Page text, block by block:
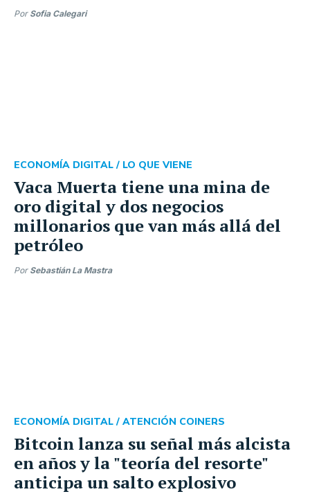
Por Sofia Calegari
Vaca Muerta tiene una mina de
oro digital y dos negocios
millonarios que van más allá del
petróleo
ECONOMÍA DIGITAL / LO QUE VIENE
Por Sebastián La Mastra
Bitcoin lanza su señal más alcista
en años y la "teoría del resorte"
anticipa un salto explosivo
ECONOMÍA DIGITAL / ATENCIÓN COINERS